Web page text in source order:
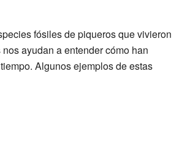
fósiles de piqueros que vivieron
ayudan a entender cómo han
Algunos ejemplos de estas